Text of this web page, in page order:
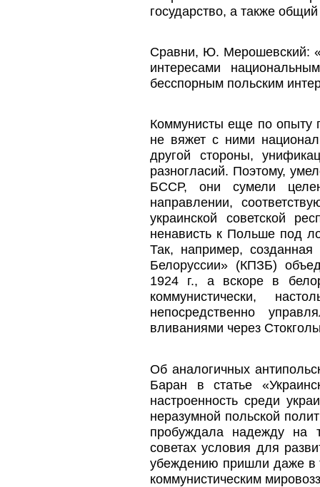
государство, а также
Сравни, Ю. Мерошевский:
интересами
бесспорным польским
Коммунисты еще по опыту
не вяжет с ними
другой стороны,
разногласий. Поэтому,
БССР, они сумели
направлении,
украинской советской
ненависть к Польше под
Так, например, созданная
Белоруссии» (КПЗБ)
1924 г., а вскоре в
коммунистически,
непосредственно
вливаниями через
Об аналогичных
Баран в статье
настроенность среди
неразумной польской
пробуждала надежду на
советах условия для
убеждению пришли даже в
коммунистическим